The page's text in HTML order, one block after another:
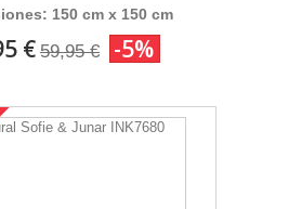
150 cm x 150 cm
€ 59,95 € -5%